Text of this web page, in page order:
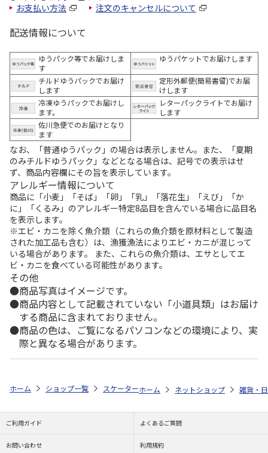
お支払い方法 注文のキャンセルについて
配送情報について
ゆうパック等でお届けしま
す
ゆうパケットでお届けします
チルドゆうパックでお届け
します
定形外郵便(簡易書留)でお届
けします
冷凍ゆうパックでお届けし
ます。
レターパックライトでお届け
します
佐川急便でのお届けとなり
ます
なお、「普通ゆうパック」の場合は表示しません。また、「夏期
のみチルドゆうパック」などとなる場合は、記号での表示はせ
ず、商品内容欄にその旨を表示しています。
アレルギー情報について
商品に「小麦」「そば」「卵」「乳」「落花生」「えび」「か
に」「くるみ」のアレルギー特定8品目を含んでいる場合に品目名
を表示します。
※エビ・カニを除く魚介類（これらの魚介類を原材料として製造
された加工品も含む）は、漁獲漁法によりエビ・カニが混じって
いる場合があります。 また、これらの魚介類は、エサとしてエ
ビ・カニを食べている可能性があります。
その他
商品写真はイメージです。
商品内容として記載されていない「小道具類」はお届け
する商品に含まれておりません。
商品の色は、ご覧になるパソコンなどの環境により、実
際と異なる場合があります。
ホーム ショップ一覧 スケーター 食洗機対応 スライド箸＆箸箱セッ
ホーム ネットショップ 雑貨・
ご利用ガイド よくあるご質問
お問い合わせ 利用規約